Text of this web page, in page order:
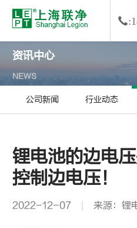
资讯中心
NEWS
公司新闻 行业动态
锂电池的边电
控制边电压！
2022-12-07 来源：锂